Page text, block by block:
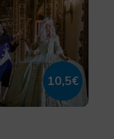
10,5€